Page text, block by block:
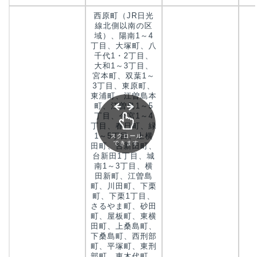
西原町（JR日光
線北側以南の区
域）、陽南1～4
丁目、大塚町、八
千代1・2丁目、
大和1～3丁目、
宮本町、双葉1～
3丁目、東原町、
東浦町、江曽島本
町、江曽島1～5
丁目、今宮1～4
丁目、春日町、緑
1～5丁目、上横
田町、台新田町、
台新田1丁目、城
南1～3丁目、横
田新町、江曽島
町、川田町、下栗
町、下栗1丁目、
さるやま町、砂田
町、屋板町、東横
田町、上桑島町、
下桑島町、西刑部
町、平塚町、東刑
スクロール
できます